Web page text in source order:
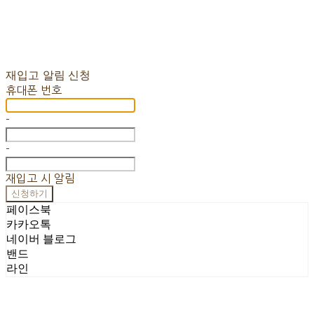
재입고 알림 신청
휴대폰 번호
-
-
재입고 시 알림
신청하기
페이스북
카카오톡
네이버 블로그
밴드
라인